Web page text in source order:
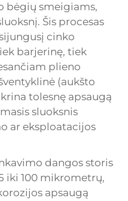
bėgių smeigiams,
Šis procesas
cinko
barjerinę, tiek
plieno
(aukšto
tolesnę apsaugą
sluoksnis
ar eksploatacijos
dangos storis
iki 100 mikrometrų,
apsaugą